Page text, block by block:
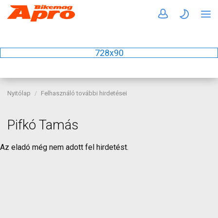
728x90
Nyitólap Felhasználó további hirdetései
Pifkó Tamás
Az eladó még nem adott fel hirdetést.